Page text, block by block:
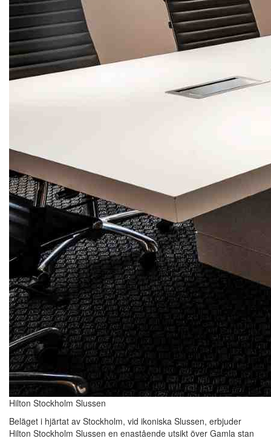
Hilton Stockholm Slussen
Beläget i hjärtat av Stockholm, vid ikoniska Slussen, erbjuder
Hilton Stockholm Slussen en enastående utsikt över Gamla stan